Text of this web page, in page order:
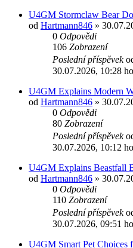
U4GM Stormclaw Bear
od Hartmann846 »
0 Odpovědi
106 Zobrazení
Poslední příspěvek
30.07.2026, 10:28
U4GM Explains Modern
od Hartmann846 »
0 Odpovědi
80 Zobrazení
Poslední příspěvek
30.07.2026, 10:12
U4GM Explains Beastfall
od Hartmann846 »
0 Odpovědi
110 Zobrazení
Poslední příspěvek
30.07.2026, 09:51
U4GM Smart Pet Choices